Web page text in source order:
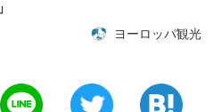
ヨーロッパ観光